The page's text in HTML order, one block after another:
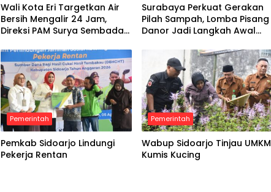
Wali Kota Eri Targetkan Air
Bersih Mengalir 24 Jam,
Direksi PAM Surya Sembada
Surabaya Perkuat Gerakan
Pilah Sampah, Lomba Pisang
Danor Jadi Langkah Awal
Pemerintah
Pemkab Sidoarjo Lindungi
Pekerja Rentan
Pemerintah
Wabup Sidoarjo Tinjau UMKM
Kumis Kucing